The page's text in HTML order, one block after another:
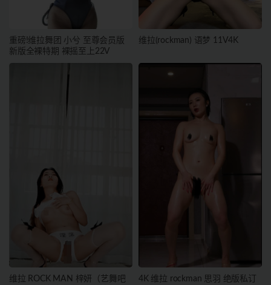
重磅!维拉舞团 小兮 至尊会员版
新版全裸特期 裸摇至上22V
维拉(rockman) 语梦 11V4K
维拉 ROCK MAN 梓妍（艺舞吧
4K 维拉 rockman 思羽 绝版私订